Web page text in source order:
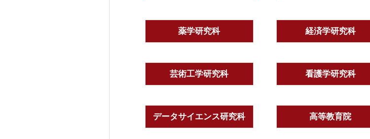
薬学研究科 経済学研究科
芸術工学研究科 看護学研究科
データサイエンス研究科 高等教育院